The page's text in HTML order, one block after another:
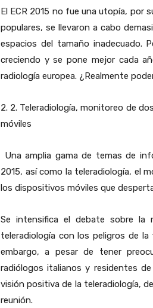
El ECR 2015 no fue una utopía, por
populares, se llevaron a cabo
espacios del tamaño inadecuado.
creciendo y se pone mejor cada
radiología europea. ¿Realmente
2. 2. Teleradiología, monitoreo de
móviles
Una amplia gama de temas de
2015, así como la teleradiología, el
los dispositivos móviles que
Se intensifica el debate sobre la
teleradiología con los peligros de
embargo, a pesar de tener
radiólogos italianos y residentes
visión positiva de la teleradiología,
reunión.